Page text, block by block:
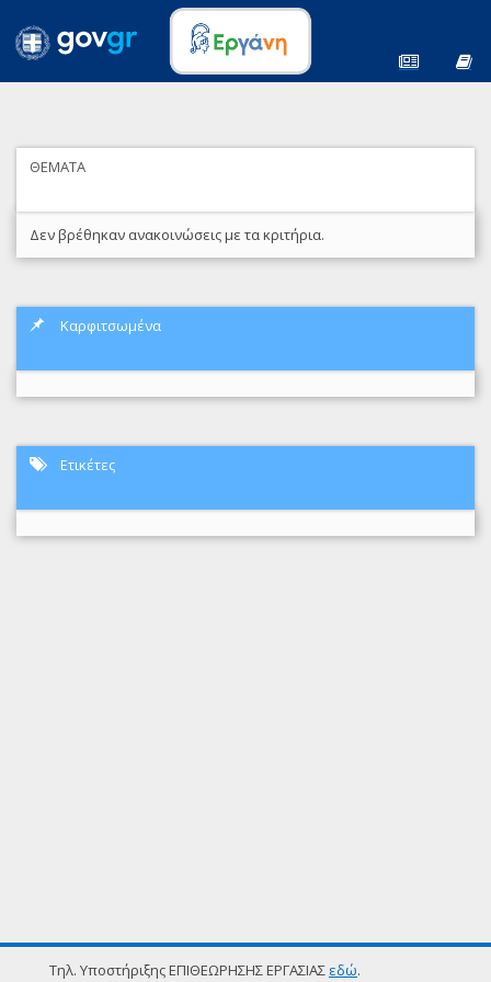
ΘΕΜΑΤΑ
Δεν βρέθηκαν ανακοινώσεις με τα κριτήρια.
Καρφιτσωμένα
Ετικέτες
Τηλ. Υποστήριξης ΕΠΙΘΕΩΡΗΣΗΣ ΕΡΓΑΣΙΑΣ εδώ.